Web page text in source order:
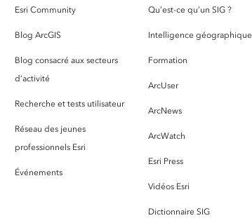
Esri Community
Blog ArcGIS
Blog consacré aux secteurs
d’activité
Recherche et tests utilisateur
Réseau des jeunes
professionnels Esri
Événements
Qu’est-ce qu’un SIG ?
Intelligence géographique
Formation
ArcUser
ArcNews
ArcWatch
Esri Press
Vidéos Esri
Dictionnaire SIG